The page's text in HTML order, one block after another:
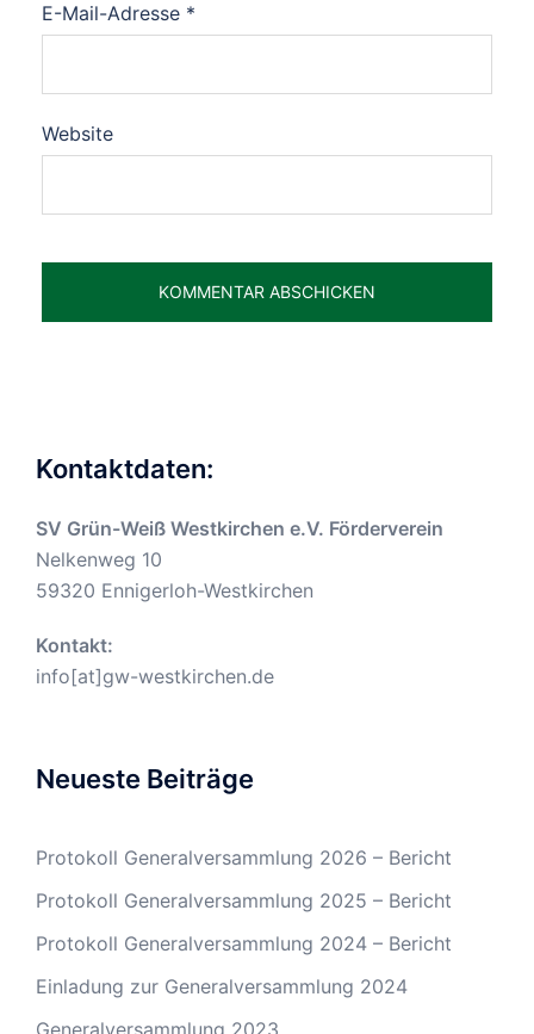
E-Mail-Adresse *
Website
Kontaktdaten:
SV Grün-Weiß Westkirchen e.V. Förderverein
Nelkenweg 10
59320 Ennigerloh-Westkirchen
Kontakt:
info[at]gw-westkirchen.de
Neueste Beiträge
Protokoll Generalversammlung 2026 – Bericht
Protokoll Generalversammlung 2025 – Bericht
Protokoll Generalversammlung 2024 – Bericht
Einladung zur Generalversammlung 2024
Generalversammlung 2023